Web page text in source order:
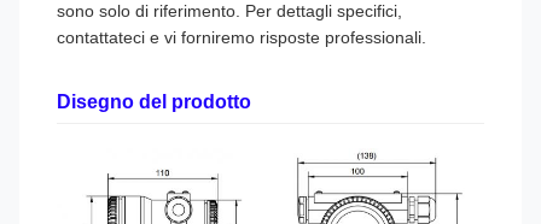
sono solo di riferimento. Per dettagli specifici,
contattateci e vi forniremo risposte professionali.
Disegno del prodotto